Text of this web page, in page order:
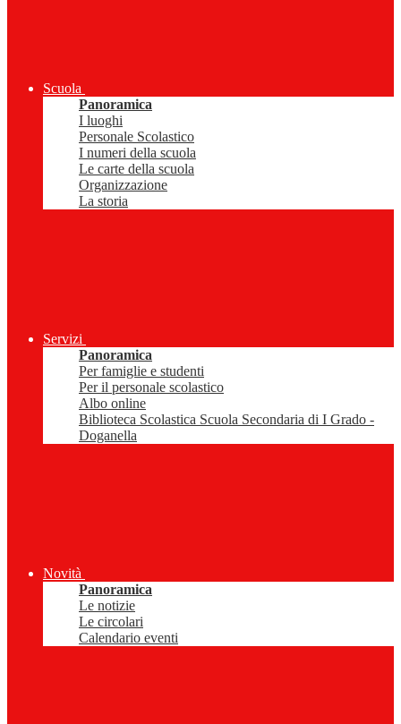
Scuola
Panoramica
I luoghi
Personale Scolastico
I numeri della scuola
Le carte della scuola
Organizzazione
La storia
Servizi
Panoramica
Per famiglie e studenti
Per il personale scolastico
Albo online
Biblioteca Scolastica Scuola Secondaria di I Grado -
Doganella
Novità
Panoramica
Le notizie
Le circolari
Calendario eventi